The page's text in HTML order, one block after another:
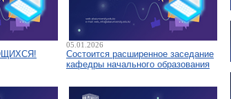
05.01.2026
Состоится расширенное заседание
кафедры начального образования